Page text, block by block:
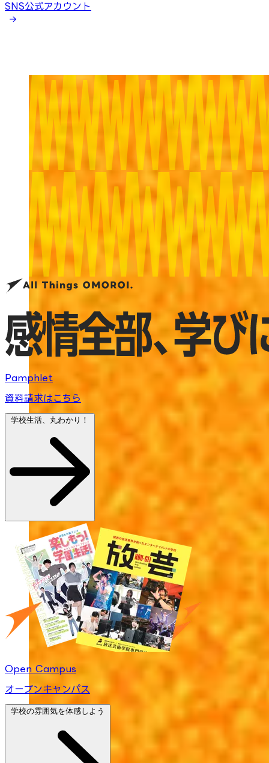
SNS公式アカウント
Pamphlet
資料請求はこちら
学校生活、丸わかり！
Open Campus
オープンキャンパス
学校の雰囲気を体感しよう